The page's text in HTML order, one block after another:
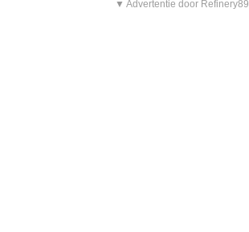
▼ Advertentie door Refinery89